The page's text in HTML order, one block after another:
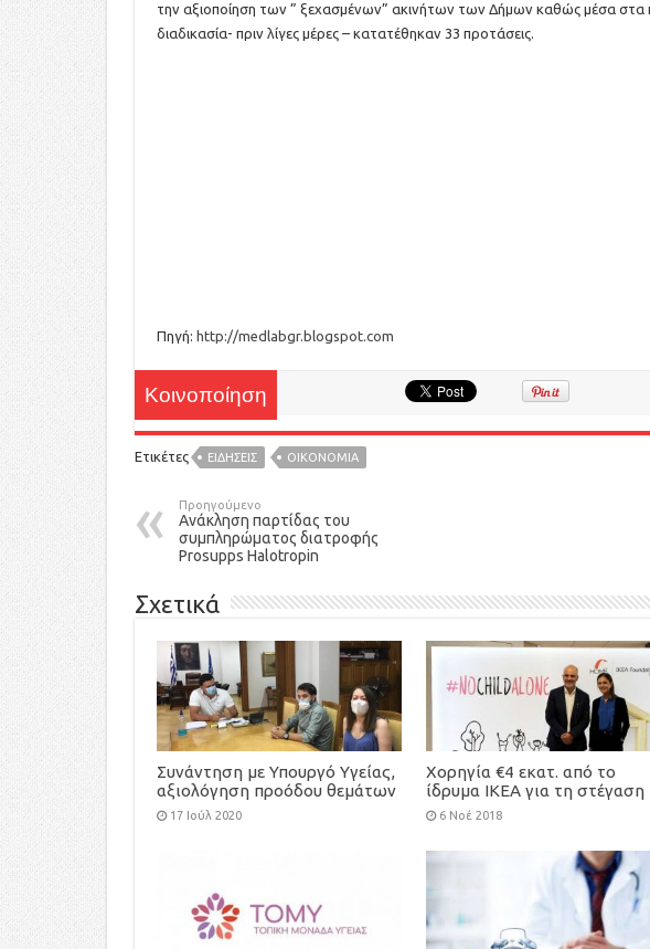
την αξιοποίηση των ” ξεχασμένων” ακινήτων των Δήμων καθώς μέσα στα
διαδικασία- πριν λίγες μέρες – κατατέθηκαν 33 προτάσεις.
Πηγή: http://medlabgr.blogspot.com
Κοινοποίηση
Ετικέτες ΕΙΔΉΣΕΙΣ ΟΙΚΟΝΟΜΙΑ
Προηγούμενο
Ανάκληση παρτίδας του
συμπληρώματος διατροφής
Prosupps Halotropin
Σχετικά
Συνάντηση με Υπουργό Υγείας,
αξιολόγηση προόδου θεμάτων
Κυστικής Ίνωσης
17 Ιούλ 2020
Χορηγία €4 εκατ. από το
ίδρυμα ΙΚΕΑ για τη στέγαση
και την φροντίδα 100
6 Νοέ 2018